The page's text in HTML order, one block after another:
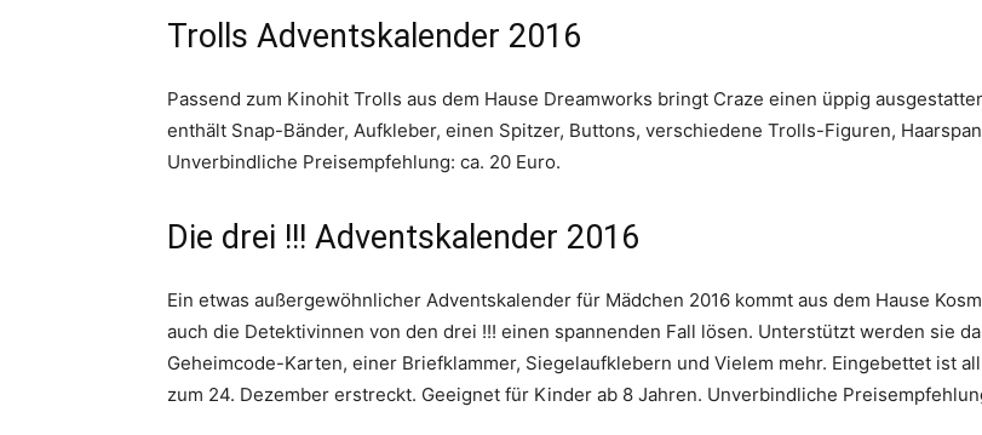
Trolls Adventskalender 2016
Passend zum Kinohit Trolls aus dem Hause Dreamworks bringt Craze einen üppig
enthält Snap-Bänder, Aufkleber, einen Spitzer, Buttons, verschiedene Trolls-Figuren,
Unverbindliche Preisempfehlung: ca. 20 Euro.
Die drei !!! Adventskalender 2016
Ein etwas außergewöhnlicher Adventskalender für Mädchen 2016 kommt aus dem Hause
auch die Detektivinnen von den drei !!! einen spannenden Fall lösen. Unterstützt werden sie
Geheimcode-Karten, einer Briefklammer, Siegelaufklebern und Vielem mehr. Eingebettet ist
zum 24. Dezember erstreckt. Geeignet für Kinder ab 8 Jahren. Unverbindliche